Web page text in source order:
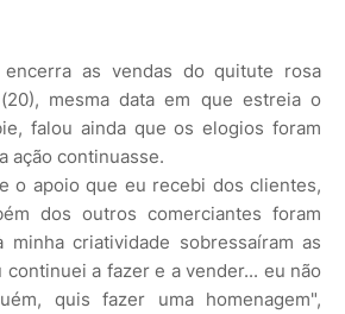
as vendas do quitute rosa
mesma data em que estreia o
falou ainda que os elogios foram
ação continuasse.
o apoio que eu recebi dos clientes,
dos outros comerciantes foram
minha criatividade sobressaíram as
continuei a fazer e a vender... eu não
quis fazer uma homenagem",